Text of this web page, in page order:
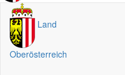
Land
Oberösterreich